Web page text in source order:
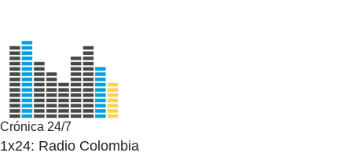
Crónica 24/7
1x24: Radio Colombia